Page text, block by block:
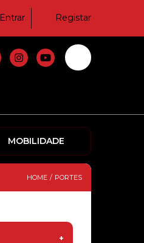
Entrar Registar
MOBILIDADE
HOME / PORTES